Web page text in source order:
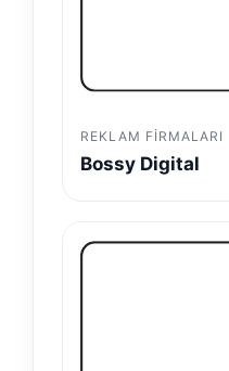
REKLAM FIRMALARI
Bossy Digital